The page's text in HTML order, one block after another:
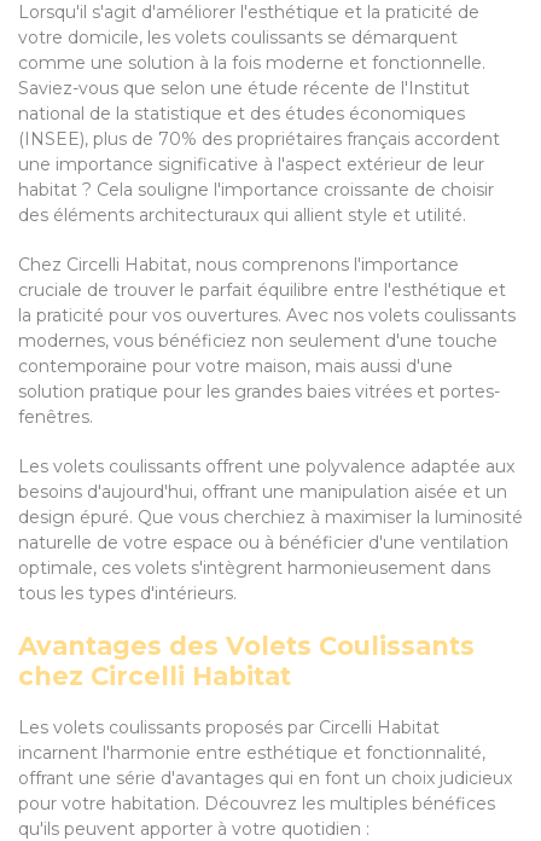
Lorsqu'il s'agit d'améliorer l'esthétique et la praticité de
votre domicile, les volets coulissants se démarquent
comme une solution à la fois moderne et fonctionnelle.
Saviez-vous que selon une étude récente de l'Institut
national de la statistique et des études économiques
(INSEE), plus de 70% des propriétaires français accordent
une importance significative à l'aspect extérieur de leur
habitat ? Cela souligne l'importance croissante de choisir
des éléments architecturaux qui allient style et utilité.
Chez Circelli Habitat, nous comprenons l'importance
cruciale de trouver le parfait équilibre entre l'esthétique et
la praticité pour vos ouvertures. Avec nos volets coulissants
modernes, vous bénéficiez non seulement d'une touche
contemporaine pour votre maison, mais aussi d'une
solution pratique pour les grandes baies vitrées et portes-
fenêtres.
Les volets coulissants offrent une polyvalence adaptée aux
besoins d'aujourd'hui, offrant une manipulation aisée et un
design épuré. Que vous cherchiez à maximiser la luminosité
naturelle de votre espace ou à bénéficier d'une ventilation
optimale, ces volets s'intègrent harmonieusement dans
tous les types d'intérieurs.
Avantages des Volets Coulissants
chez Circelli Habitat
Les volets coulissants proposés par Circelli Habitat
incarnent l'harmonie entre esthétique et fonctionnalité,
offrant une série d'avantages qui en font un choix judicieux
pour votre habitation. Découvrez les multiples bénéfices
qu'ils peuvent apporter à votre quotidien :